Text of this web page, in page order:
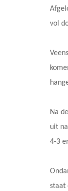
vol
Na
uit
4-3
staat